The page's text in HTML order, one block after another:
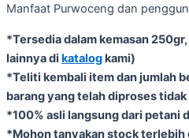
Manfaat Purwoceng dan
*Tersedia dalam kemasan
lainnya di katalogkami)
*Teliti kembali item dan jumlah
barang yang telah diproses
*100% asli langsung dari petani
*Mohon tanyakan stock terlebih